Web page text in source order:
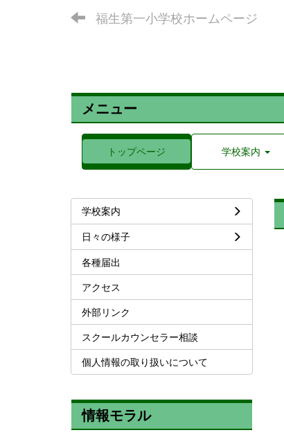
福生第一小学校ホームページ
メニュー
トップページ 学校案内
学校案内
日々の様子
各種届出
アクセス
外部リンク
スクールカウンセラー相談
個人情報の取り扱いについて
情報モラル